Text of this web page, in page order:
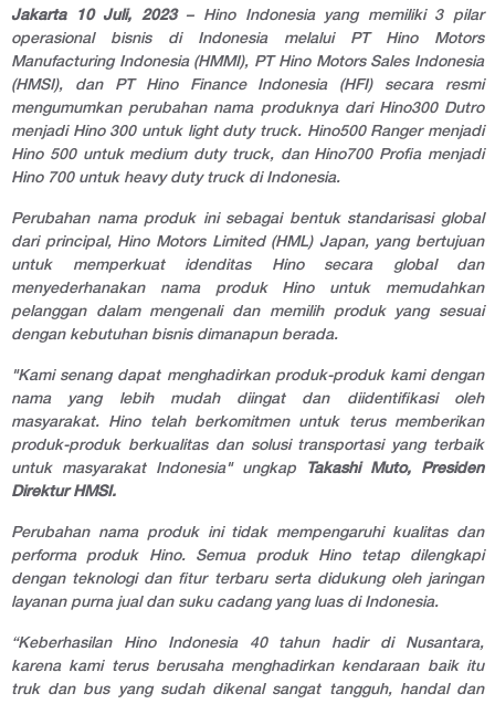
Jakarta 10 Juli, 2023– Hino Indonesia yang memiliki 3 pilar
operasional bisnis di Indonesia melalui PT Hino Motors
Manufacturing Indonesia (HMMI), PT Hino Motors Sales Indonesia
(HMSI), dan PT Hino Finance Indonesia (HFI) secara resmi
mengumumkan perubahan nama produknya dari Hino300 Dutro
menjadi Hino 300 untuk light duty truck. Hino500 Ranger menjadi
Hino 500 untuk medium duty truck, dan Hino700 Profia menjadi
Hino 700 untuk heavy duty truck di Indonesia.
Perubahan nama produk ini sebagai bentuk standarisasi global
dari principal, Hino Motors Limited (HML) Japan, yang bertujuan
untuk memperkuat idenditas Hino secara global dan
menyederhanakan nama produk Hino untuk memudahkan
pelanggan dalam mengenali dan memilih produk yang sesuai
dengan kebutuhan bisnis dimanapun berada.
"Kami senang dapat menghadirkan produk-produk kami dengan
nama yang lebih mudah diingat dan diidentifikasi oleh
masyarakat. Hino telah berkomitmen untuk terus memberikan
produk-produk berkualitas dan solusi transportasi yang terbaik
untuk masyarakat Indonesia"ungkap
Takashi Muto, Presiden
Direktur HMSI.
Perubahan nama produk ini tidak mempengaruhi kualitas dan
performa produk Hino. Semua produk Hino tetap dilengkapi
dengan teknologi dan fitur terbaru serta didukung oleh jaringan
layanan purna jual dan suku cadang yang luas di Indonesia.
“Keberhasilan Hino Indonesia 40 tahun hadir di Nusantara,
karena kami terus berusaha menghadirkan kendaraan baik itu
truk dan bus yang sudah dikenal sangat tangguh, handal dan